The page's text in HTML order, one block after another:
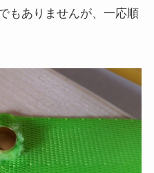
もありませんが、一応順